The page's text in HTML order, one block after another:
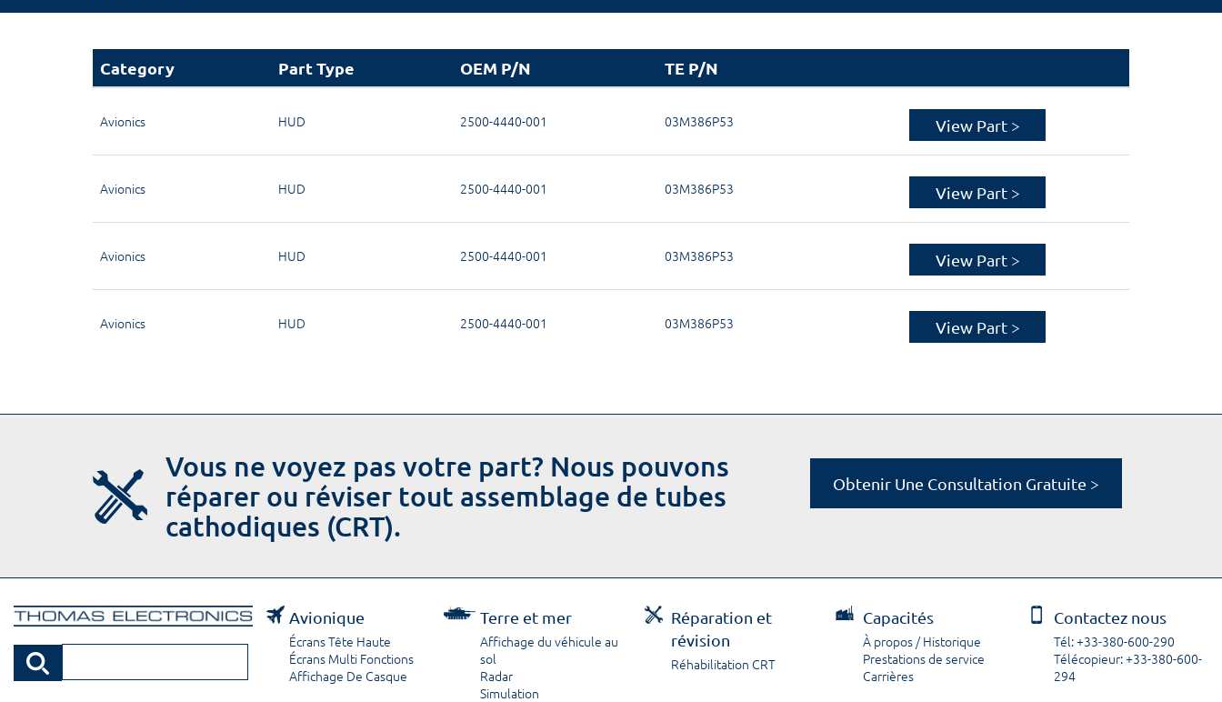
Category Part Type OEM P/N TE P/N
Avionics HUD 2500-4440-001 03M386P53 View Part >
Avionics HUD 2500-4440-001 03M386P53 View Part >
Avionics HUD 2500-4440-001 03M386P53 View Part >
Avionics HUD 2500-4440-001 03M386P53 View Part >
Vous ne voyez pas votre part? Nous pouvons
réparer ou réviser tout assemblage de tubes
cathodiques (CRT).
Obtenir Une Consultation Gratuite >
Avionique
Écrans Tête Haute
Écrans Multi Fonctions
Affichage De Casque
Terre et mer
Affichage du véhicule au
sol
Radar
Simulation
Réparation et
révision
Réhabilitation CRT
Capacités
À propos / Historique
Prestations de service
Carrières
Contactez nous
Tél: +33-380-600-290
Télécopieur: +33-380-600-
294